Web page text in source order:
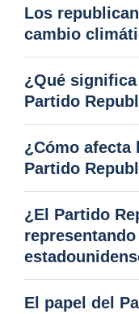
Los
cambio
¿Qué
Partido
¿Cómo afecta
Partido
¿El Partido
El papel del